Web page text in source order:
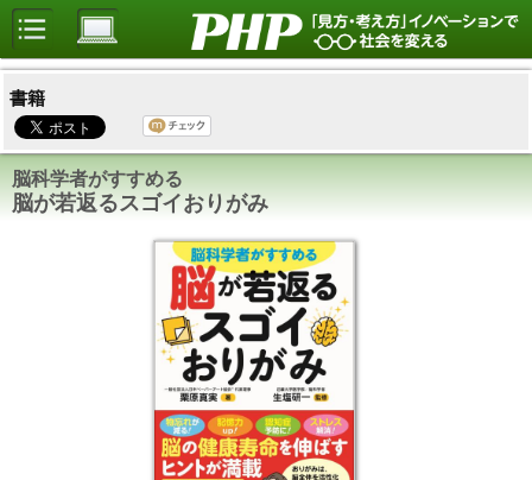
書籍
脳科学者がすすめる
脳が若返るスゴイおりがみ